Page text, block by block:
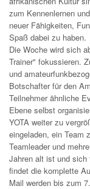
zum Kennenlernen
neuer Fähigkeiten,
Spaß dabei zu haben.
Die Woche wird sich
Trainer" fokussieren.
und
Botschafter für den
Teilnehmer ähnliche
Ebene selbst
YOTA weiter zu
eingeladen, ein Team
Teamleader und
Jahren alt ist und sich
findet die komplette
Mail werden bis zum